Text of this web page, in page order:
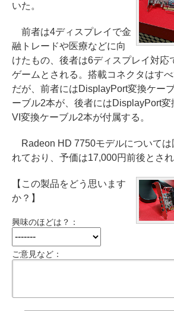
いた。
前者は4ディスプレイで金
融トレードや医療などに向
けたもの、後者は6ディスプレイ対応
ゲームとされる。搭載コネクタはす
だが、前者にはDisplayPort変換ケー
ーブル2本が、後者にはDisplayPort
VI変換ケーブル2本が付属する。
Radeon HD 7750モデルについては
れており、予価は17,000円前後とされ
【この製品をどう思います
か？】
興味のほどは？：
ご意見など：